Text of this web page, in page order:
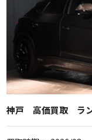
神戸 高価買取 ラン